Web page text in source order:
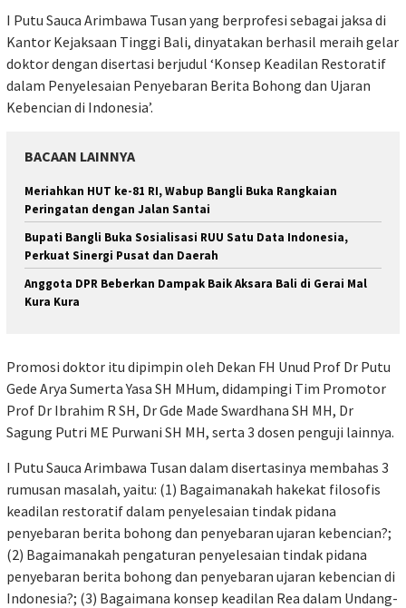
I Putu Sauca Arimbawa Tusan yang berprofesi sebagai jaksa di
Kantor Kejaksaan Tinggi Bali, dinyatakan berhasil meraih gelar
doktor dengan disertasi berjudul ‘Konsep Keadilan Restoratif
dalam Penyelesaian Penyebaran Berita Bohong dan Ujaran
Kebencian di Indonesia’.
BACAAN LAINNYA
Meriahkan HUT ke-81 RI, Wabup Bangli Buka Rangkaian
Peringatan dengan Jalan Santai
Bupati Bangli Buka Sosialisasi RUU Satu Data Indonesia,
Perkuat Sinergi Pusat dan Daerah
Anggota DPR Beberkan Dampak Baik Aksara Bali di Gerai Mal
Kura Kura
Promosi doktor itu dipimpin oleh Dekan FH Unud Prof Dr Putu
Gede Arya Sumerta Yasa SH MHum, didampingi Tim Promotor
Prof Dr Ibrahim R SH, Dr Gde Made Swardhana SH MH, Dr
Sagung Putri ME Purwani SH MH, serta 3 dosen penguji lainnya.
I Putu Sauca Arimbawa Tusan dalam disertasinya membahas 3
rumusan masalah, yaitu: (1) Bagaimanakah hakekat filosofis
keadilan restoratif dalam penyelesaian tindak pidana
penyebaran berita bohong dan penyebaran ujaran kebencian?;
(2) Bagaimanakah pengaturan penyelesaian tindak pidana
penyebaran berita bohong dan penyebaran ujaran kebencian di
Indonesia?; (3) Bagaimana konsep keadilan Rea dalam Undang-